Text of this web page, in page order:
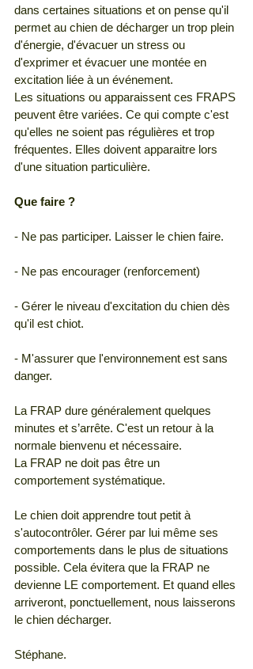
dans certaines situations et on pense qu'il
permet au chien de décharger un trop plein
d'énergie, d'évacuer un stress ou
d'exprimer et évacuer une montée en
excitation liée à un événement.
Les situations ou apparaissent ces FRAPS
peuvent être variées. Ce qui compte c'est
qu'elles ne soient pas régulières et trop
fréquentes. Elles doivent apparaitre lors
d'une situation particulière.
Que faire ?
- Ne pas participer. Laisser le chien faire.
- Ne pas encourager (renforcement)
- Gérer le niveau d'excitation du chien dès
qu'il est chiot.
- M'assurer que l'environnement est sans
danger.
La FRAP dure généralement quelques
minutes et s’arrête. C'est un retour à la
normale bienvenu et nécessaire.
La FRAP ne doit pas être un
comportement systématique.
Le chien doit apprendre tout petit à
s'autocontrôler. Gérer par lui même ses
comportements dans le plus de situations
possible. Cela évitera que la FRAP ne
devienne LE comportement. Et quand elles
arriveront, ponctuellement, nous laisserons
le chien décharger.
Stéphane.